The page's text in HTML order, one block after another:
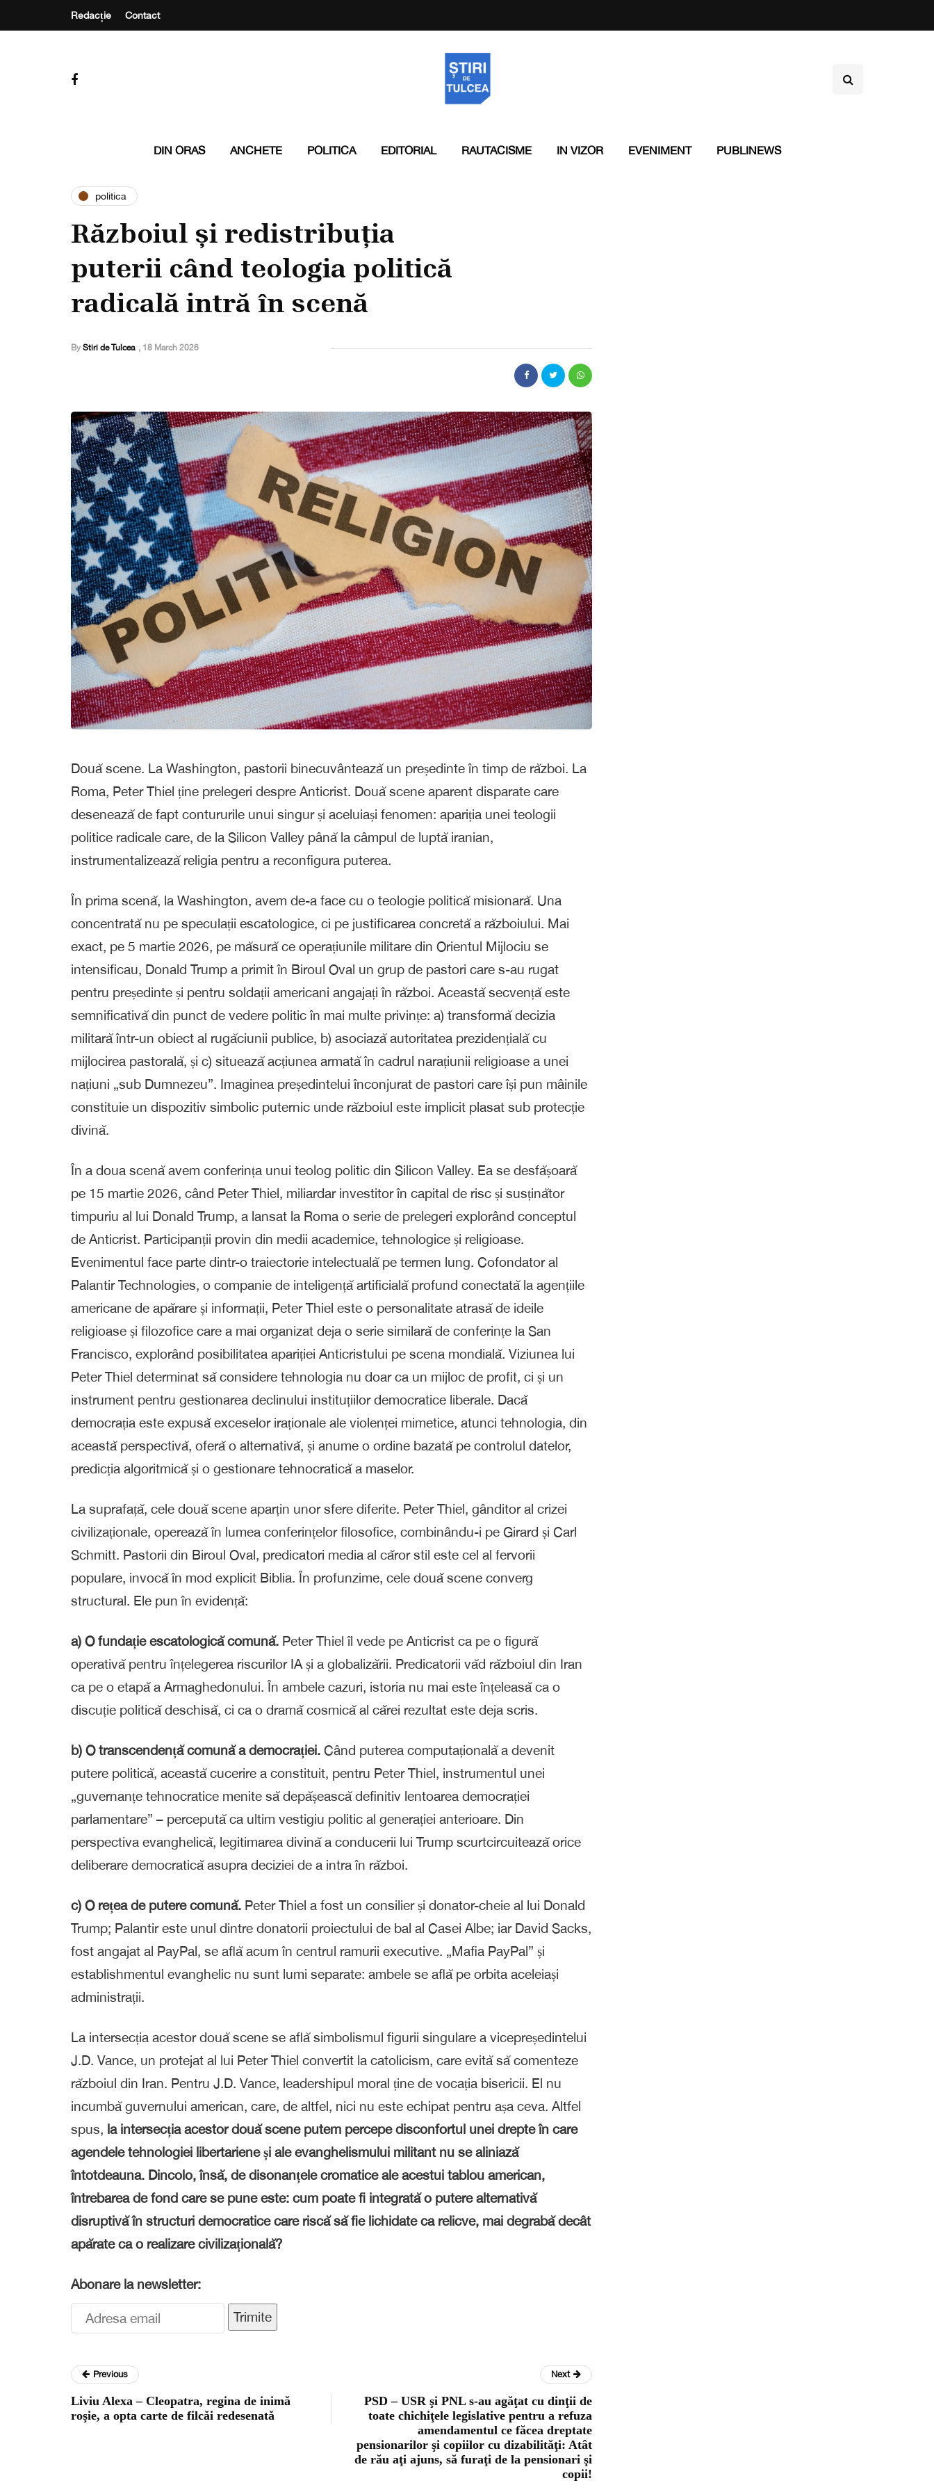
Redacție Contact
DIN ORAS ANCHETE POLITICA EDITORIAL RAUTACISME IN VIZOR EVENIMENT PUBLINEWS
politica
Războiul și redistribuția
puterii când teologia politică
radicală intră în scenă
By Stiri de Tulcea , 18 March 2026
Două scene. La Washington, pastorii binecuvântează un președinte în timp de război. La
Roma, Peter Thiel ține prelegeri despre Anticrist. Două scene aparent disparate care
desenează de fapt contururile unui singur și aceluiași fenomen: apariția unei teologii
politice radicale care, de la Silicon Valley până la câmpul de luptă iranian,
instrumentalizează religia pentru a reconfigura puterea.
În prima scenă, la Washington, avem de-a face cu o teologie politică misionară. Una
concentrată nu pe speculații escatologice, ci pe justificarea concretă a războiului. Mai
exact, pe 5 martie 2026, pe măsură ce operațiunile militare din Orientul Mijlociu se
intensificau, Donald Trump a primit în Biroul Oval un grup de pastori care s-au rugat
pentru președinte și pentru soldații americani angajați în război. Această secvență este
semnificativă din punct de vedere politic în mai multe privințe: a) transformă decizia
militară într-un obiect al rugăciunii publice, b) asociază autoritatea prezidențială cu
mijlocirea pastorală, și c) situează acțiunea armată în cadrul narațiunii religioase a unei
națiuni „sub Dumnezeu”. Imaginea președintelui înconjurat de pastori care își pun mâinile
constituie un dispozitiv simbolic puternic unde războiul este implicit plasat sub protecție
divină.
În a doua scenă avem conferința unui teolog politic din Silicon Valley. Ea se desfășoară
pe 15 martie 2026, când Peter Thiel, miliardar investitor în capital de risc și susținător
timpuriu al lui Donald Trump, a lansat la Roma o serie de prelegeri explorând conceptul
de Anticrist. Participanții provin din medii academice, tehnologice și religioase.
Evenimentul face parte dintr-o traiectorie intelectuală pe termen lung. Cofondator al
Palantir Technologies, o companie de inteligență artificială profund conectată la agențiile
americane de apărare și informații, Peter Thiel este o personalitate atrasă de ideile
religioase și filozofice care a mai organizat deja o serie similară de conferințe la San
Francisco, explorând posibilitatea apariției Anticristului pe scena mondială. Viziunea lui
Peter Thiel determinat să considere tehnologia nu doar ca un mijloc de profit, ci și un
instrument pentru gestionarea declinului instituțiilor democratice liberale. Dacă
democrația este expusă exceselor iraționale ale violenței mimetice, atunci tehnologia, din
această perspectivă, oferă o alternativă, și anume o ordine bazată pe controlul datelor,
predicția algoritmică și o gestionare tehnocratică a maselor.
La suprafață, cele două scene aparțin unor sfere diferite. Peter Thiel, gânditor al crizei
civilizaționale, operează în lumea conferințelor filosofice, combinându-i pe Girard și Carl
Schmitt. Pastorii din Biroul Oval, predicatori media al căror stil este cel al fervorii
populare, invocă în mod explicit Biblia. În profunzime, cele două scene converg
structural. Ele pun în evidență:
a) O fundație escatologică comună. Peter Thiel îl vede pe Anticrist ca pe o figură
operativă pentru înțelegerea riscurilor IA și a globalizării. Predicatorii văd războiul din Iran
ca pe o etapă a Armaghedonului. În ambele cazuri, istoria nu mai este înțeleasă ca o
discuție politică deschisă, ci ca o dramă cosmică al cărei rezultat este deja scris.
b) O transcendență comună a democrației. Când puterea computațională a devenit
putere politică, această cucerire a constituit, pentru Peter Thiel, instrumentul unei
„guvernanțe tehnocratice menite să depășească definitiv lentoarea democrației
parlamentare” – percepută ca ultim vestigiu politic al generației anterioare. Din
perspectiva evanghelică, legitimarea divină a conducerii lui Trump scurtcircuitează orice
deliberare democratică asupra deciziei de a intra în război.
c) O rețea de putere comună. Peter Thiel a fost un consilier și donator-cheie al lui Donald
Trump; Palantir este unul dintre donatorii proiectului de bal al Casei Albe; iar David Sacks,
fost angajat al PayPal, se află acum în centrul ramurii executive. „Mafia PayPal” și
establishmentul evanghelic nu sunt lumi separate: ambele se află pe orbita aceleiași
administrații.
La intersecția acestor două scene se află simbolismul figurii singulare a vicepreședintelui
J.D. Vance, un protejat al lui Peter Thiel convertit la catolicism, care evită să comenteze
războiul din Iran. Pentru J.D. Vance, leadershipul moral ține de vocația bisericii. El nu
incumbă guvernului american, care, de altfel, nici nu este echipat pentru așa ceva. Altfel
spus, la intersecția acestor două scene putem percepe disconfortul unei drepte în care
agendele tehnologiei libertariene și ale evanghelismului militant nu se aliniază
întotdeauna. Dincolo, însă, de disonanțele cromatice ale acestui tablou american,
întrebarea de fond care se pune este: cum poate fi integrată o putere alternativă
disruptivă în structuri democratice care riscă să fie lichidate ca relicve, mai degrabă decât
apărate ca o realizare civilizațională?
Abonare la newsletter:
Trimite
Previous
Liviu Alexa – Cleopatra, regina de inimǎ
roşie, a opta carte de filcǎi redesenatǎ
Next
PSD – USR şi PNL s-au agăţat cu dinţii de
toate chichiţele legislative pentru a refuza
amendamentul ce făcea dreptate
pensionarilor şi copiilor cu dizabilităţi: Atât
de rău aţi ajuns, să furaţi de la pensionari şi
copii!